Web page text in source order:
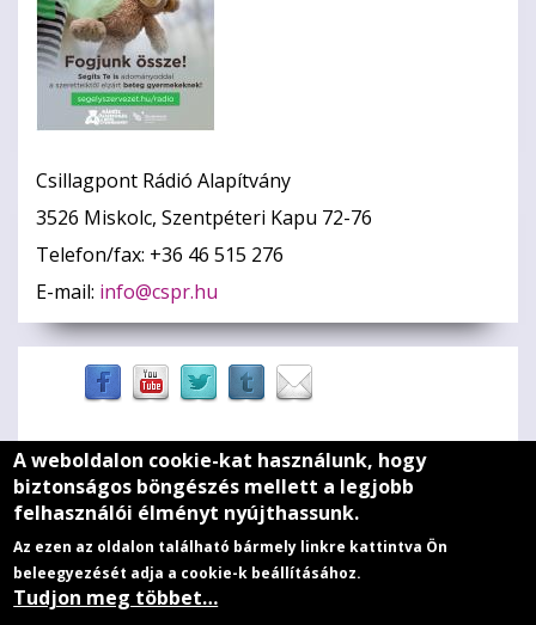
Csillagpont Rádió Alapítvány
3526 Miskolc, Szentpéteri Kapu 72-76
Telefon/fax: +36 46 515 276
E-mail: info@cspr.hu
Zöld szív
Médiaajánlat
Adatkezelési szabályzat
A weboldalon cookie-kat használunk, hogy
biztonságos böngészés mellett a legjobb
felhasználói élményt nyújthassunk.
Az ezen az oldalon található bármely linkre kattintva Ön
beleegyezését adja a cookie-k beállításához.
Tudjon meg többet…